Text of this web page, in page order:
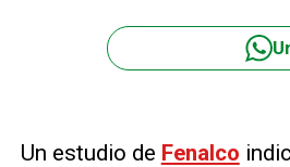
Un estudio de Fenalco